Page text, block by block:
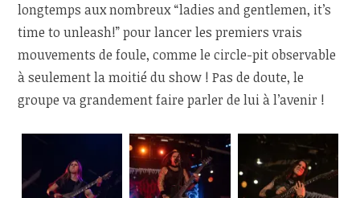
longtemps aux nombreux “ladies and gentlemen, it’s
time to unleash!” pour lancer les premiers vrais
mouvements de foule, comme le circle-pit observable
à seulement la moitié du show ! Pas de doute, le
groupe va grandement faire parler de lui à l’avenir !